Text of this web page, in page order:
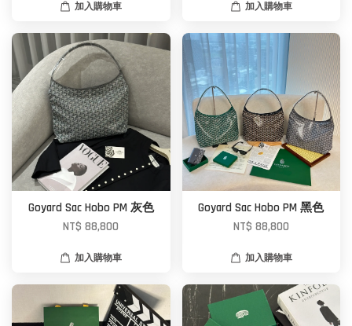
加入購物車 加入購物車
Goyard Sac Hobo PM 灰色
NT$ 88,800
加入購物車
Goyard Sac Hobo PM 黑色
NT$ 88,800
加入購物車